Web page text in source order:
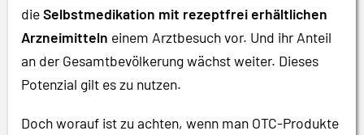
dieSelbstmedikation mit rezeptfrei erhältlichen
Arzneimitteln einem Arztbesuch vor. Und ihr Anteil
an der Gesamtbevölkerung wächst weiter. Dieses
Potenzial gilt es zu nutzen.
Doch worauf ist zu achten, wenn man OTC-Produkte